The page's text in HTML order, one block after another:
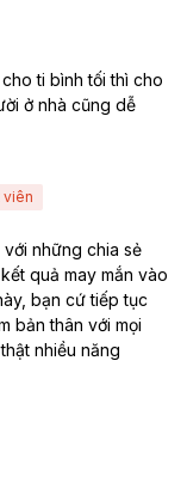
ti bình tối thì cho
ở nhà cũng dễ
viên
với những chia sẻ
quả may mắn vào
bạn cứ tiếp tục
bản thân với mọi
nhiều năng